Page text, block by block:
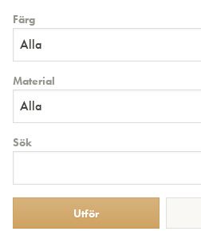
Färg
Alla
Material
Alla
Sök